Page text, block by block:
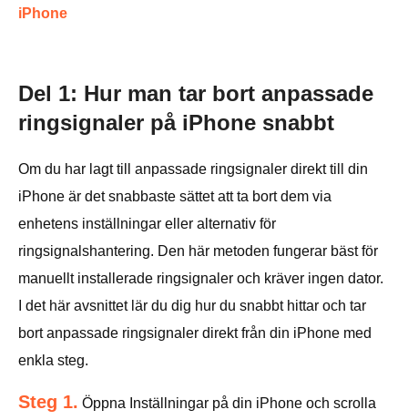
iPhone
Del 1: Hur man tar bort anpassade
ringsignaler på iPhone snabbt
Om du har lagt till anpassade ringsignaler direkt till din
iPhone är det snabbaste sättet att ta bort dem via
enhetens inställningar eller alternativ för
ringsignalshantering. Den här metoden fungerar bäst för
manuellt installerade ringsignaler och kräver ingen dator.
I det här avsnittet lär du dig hur du snabbt hittar och tar
bort anpassade ringsignaler direkt från din iPhone med
enkla steg.
Steg 1. Öppna Inställningar på din iPhone och scrolla